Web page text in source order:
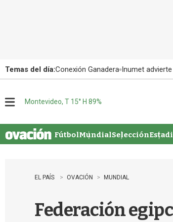
Temas del día:Conexión Ganadera Inumet
u
Montevideo, T 15° H 89%
FútbolMundialSelección
EL PAÍS OVACIÓN MUNDIAL
Federación